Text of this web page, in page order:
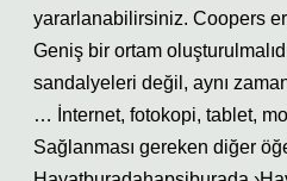
yararlanabilirsiniz. Coopers
Geniş bir ortam
sandalyeleri değil, aynı
… İnternet, fotokopi, tablet,
Sağlanması gereken diğer